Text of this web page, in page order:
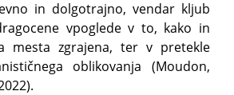
in dolgotrajno, vendar kljub
vpoglede v to, kako in
mesta zgrajena, ter v pretekle
oblikovanja (Moudon,